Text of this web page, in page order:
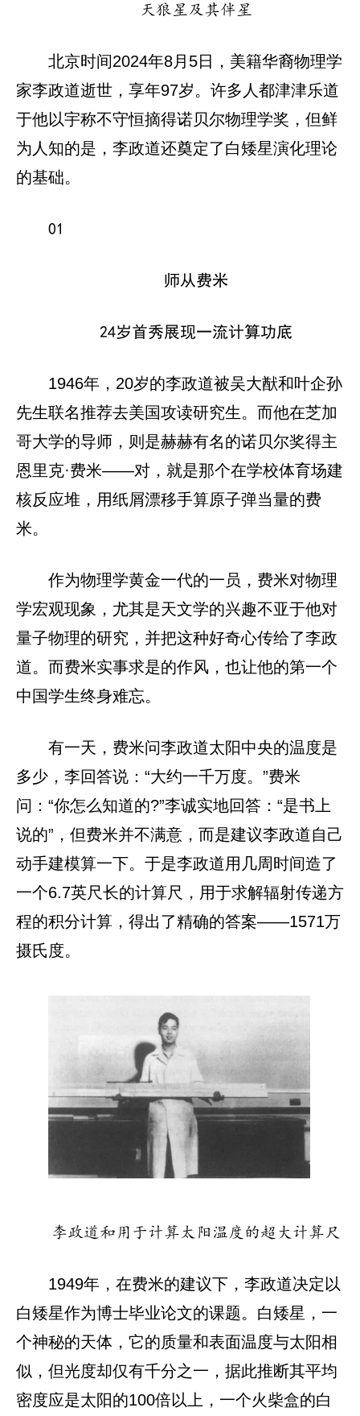
天狼星及其伴星
北京时间2024年8月5日，美籍华裔物理学
家李政道逝世，享年97岁。许多人都津津乐道
于他以宇称不守恒摘得诺贝尔物理学奖，但鲜
为人知的是，李政道还奠定了白矮星演化理论
的基础。
01
师从费米
24岁首秀展现一流计算功底
1946年，20岁的李政道被吴大猷和叶企孙
先生联名推荐去美国攻读研究生。而他在芝加
哥大学的导师，则是赫赫有名的诺贝尔奖得主
恩里克·费米——对，就是那个在学校体育场建
核反应堆，用纸屑漂移手算原子弹当量的费
米。
作为物理学黄金一代的一员，费米对物理
学宏观现象，尤其是天文学的兴趣不亚于他对
量子物理的研究，并把这种好奇心传给了李政
道。而费米实事求是的作风，也让他的第一个
中国学生终身难忘。
有一天，费米问李政道太阳中央的温度是
多少，李回答说：“大约一千万度。”费米
问：“你怎么知道的?”李诚实地回答：“是书上
说的”，但费米并不满意，而是建议李政道自己
动手建模算一下。于是李政道用几周时间造了
一个6.7英尺长的计算尺，用于求解辐射传递方
程的积分计算，得出了精确的答案——1571万
摄氏度。
李政道和用于计算太阳温度的超大计算尺
1949年，在费米的建议下，李政道决定以
白矮星作为博士毕业论文的课题。白矮星，一
个神秘的天体，它的质量和表面温度与太阳相
似，但光度却仅有千分之一，据此推断其平均
密度应是太阳的100倍以上，一个火柴盒的白